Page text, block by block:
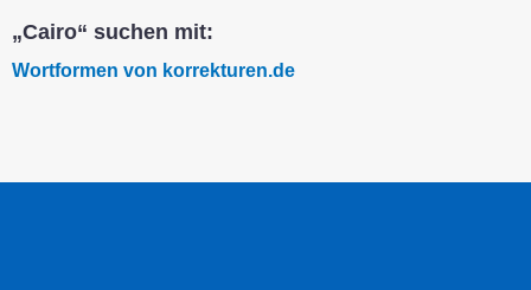
„Cairo“ suchen mit:
Wortformen von korrekturen.de